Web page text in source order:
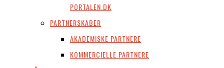
PORTALEN.DK
PARTNERSKABER
AKADEMISKE PARTNERE
KOMMERCIELLE PARTNERE